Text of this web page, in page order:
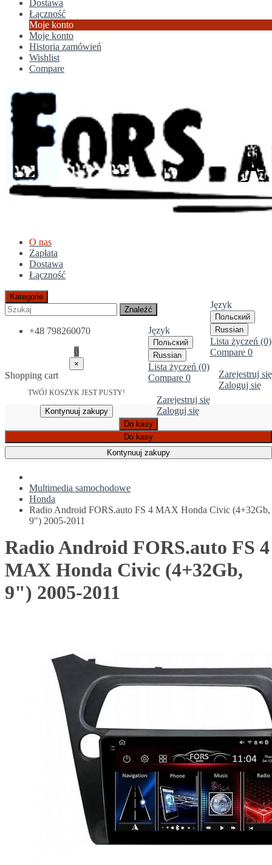
Dostawa
Łączność
Moje konto
Moje konto
Historia zamówień
Wishlist
Compare
O nas
Zapłata
Dostawa
Łączność
Język
Польский
Russian
Lista życzeń (0)
Compare 0
Zarejestruj się
Zaloguj się
Kategorie
Znaleźć
Język
Польский
Russian
Lista życzeń (0)
Compare 0
Zarejestruj się
Zaloguj się
+48 798260070
0
×
Shopping cart
TWÓJ KOSZYK JEST PUSTY!
Kontynuuj zakupy
Do kasy
Do kasy
Kontynuuj zakupy
Multimedia samochodowe
Honda
Radio Android FORS.auto FS 4 MAX Honda Civic (4+32Gb,
9") 2005-2011
Radio Android FORS.auto FS 4
MAX Honda Civic (4+32Gb,
9") 2005-2011